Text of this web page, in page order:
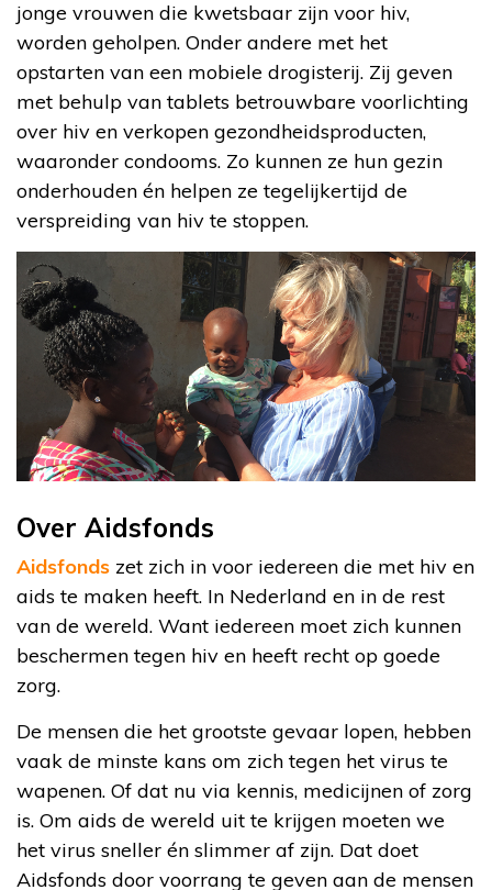
jonge vrouwen die kwetsbaar zijn voor hiv,
worden geholpen. Onder andere met het
opstarten van een mobiele drogisterij. Zij geven
met behulp van tablets betrouwbare voorlichting
over hiv en verkopen gezondheidsproducten,
waaronder condooms. Zo kunnen ze hun gezin
onderhouden én helpen ze tegelijkertijd de
verspreiding van hiv te stoppen.
Over Aidsfonds
Aidsfonds zet zich in voor iedereen die met hiv en
aids te maken heeft. In Nederland en in de rest
van de wereld. Want iedereen moet zich kunnen
beschermen tegen hiv en heeft recht op goede
zorg.
De mensen die het grootste gevaar lopen, hebben
vaak de minste kans om zich tegen het virus te
wapenen. Of dat nu via kennis, medicijnen of zorg
is. Om aids de wereld uit te krijgen moeten we
het virus sneller én slimmer af zijn. Dat doet
Aidsfonds door voorrang te geven aan de mensen